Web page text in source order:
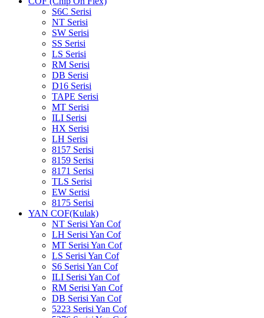
S6C Serisi
NT Serisi
SW Serisi
SS Serisi
LS Serisi
RM Serisi
DB Serisi
D16 Serisi
TAPE Serisi
MT Serisi
ILI Serisi
HX Serisi
LH Serisi
8157 Serisi
8159 Serisi
8171 Serisi
TLS Serisi
EW Serisi
8175 Serisi
YAN COF(Kulak)
NT Serisi Yan Cof
LH Serisi Yan Cof
MT Serisi Yan Cof
LS Serisi Yan Cof
S6 Serisi Yan Cof
ILI Serisi Yan Cof
RM Serisi Yan Cof
DB Serisi Yan Cof
5223 Serisi Yan Cof